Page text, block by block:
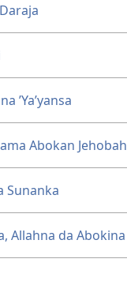
’Ya’yansa
Abokan Jehobah
Sunanka
Allahna da Abokina